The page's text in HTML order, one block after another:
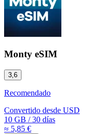
Monty eSIM
3,6
Recomendado
Convertido desde USD
10 GB /30 días
≈ 5,85 €